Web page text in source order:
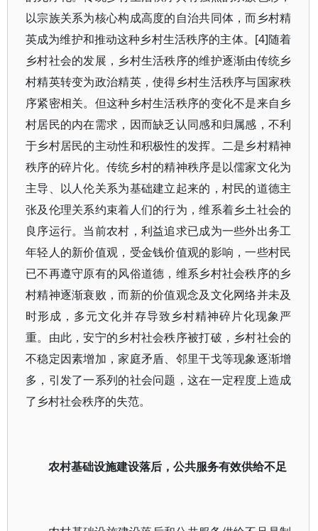
以宗族关系为核心构成高度的自治共同体，而乡村精
英成为维护和推动这种乡村生活秩序的主体。[4]随着
乡村社会的发展，乡村生活秩序的维护逐渐由传统乡
村精英转变为政治精英，使得乡村生活秩序与国家秩
序紧密相关。但这种乡村生活秩序的变化不是来自乡
村居民的内在需求，因而缺乏认同感和归属感，不利
于乡村居民的主动性和积极性的发挥。二是乡村精神
秩序的碎片化。传统乡村的精神秩序是以儒家文化为
主导、以人伦关系为基础建立起来的，村民的道德主
张及伦理关系约束着人们的行为，维系着乡土社会的
良序运行。当前农村，利益追求已成为一些外出务工
年轻人的新价值观，受金钱价值观的影响，一些村民
已不再遵守原有的风俗道德，维系乡村社会秩序的乡
村精神逐渐衰败，而新的价值观念及文化网络并未及
时形成，多元文化并存导致乡村精神碎片化现象严
重。由此，安宁的乡村社会秩序被打破，乡村社会的
不稳定因素增加，家庭矛盾、邻里干戈等现象逐渐增
多，引发了一系列的社会问题，这在一定程度上造成
了乡村社会秩序的失范。
农村基础设施建设落后，公共服务有效供给不足